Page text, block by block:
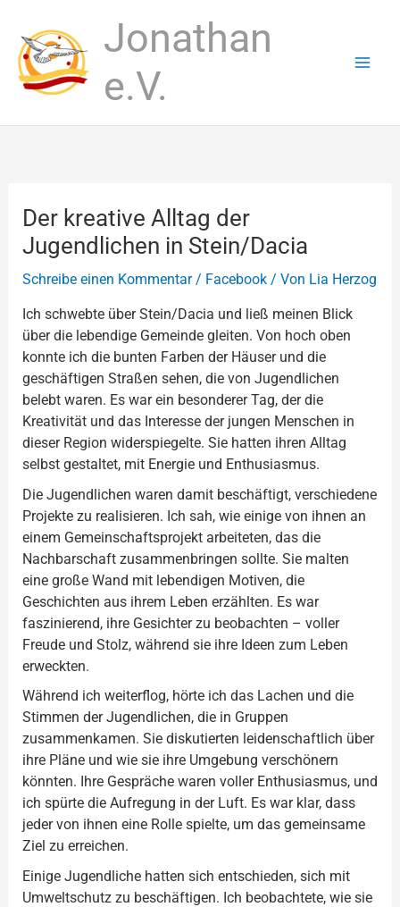
Inhalt
springen
Jonathan
e.V.
Der kreative Alltag der
Jugendlichen in Stein/Dacia
Schreibe einen Kommentar / Facebook/ Von Lia Herzog
Ich schwebte über Stein/Dacia und ließ meinen Blick
über die lebendige Gemeinde gleiten. Von hoch oben
konnte ich die bunten Farben der Häuser und die
geschäftigen Straßen sehen, die von Jugendlichen
belebt waren. Es war ein besonderer Tag, der die
Kreativität und das Interesse der jungen Menschen in
dieser Region widerspiegelte. Sie hatten ihren Alltag
selbst gestaltet, mit Energie und Enthusiasmus.
Die Jugendlichen waren damit beschäftigt, verschiedene
Projekte zu realisieren. Ich sah, wie einige von ihnen an
einem Gemeinschaftsprojekt arbeiteten, das die
Nachbarschaft zusammenbringen sollte. Sie malten
eine große Wand mit lebendigen Motiven, die
Geschichten aus ihrem Leben erzählten. Es war
faszinierend, ihre Gesichter zu beobachten – voller
Freude und Stolz, während sie ihre Ideen zum Leben
erweckten.
Während ich weiterflog, hörte ich das Lachen und die
Stimmen der Jugendlichen, die in Gruppen
zusammenkamen. Sie diskutierten leidenschaftlich über
ihre Pläne und wie sie ihre Umgebung verschönern
könnten. Ihre Gespräche waren voller Enthusiasmus, und
ich spürte die Aufregung in der Luft. Es war klar, dass
jeder von ihnen eine Rolle spielte, um das gemeinsame
Ziel zu erreichen.
Einige Jugendliche hatten sich entschieden, sich mit
Umweltschutz zu beschäftigen. Ich beobachtete, wie sie